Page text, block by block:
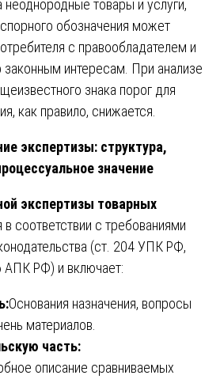
неоднородные товары и услуги,
обозначения может
с правообладателем и
законным интересам. При анализе
знака порог для
как правило, снижается.
экспертизы: структура,
значение
экспертизы товарных
соответствии с требованиями
(ст. 204 УПК РФ,
АПК РФ) и включает:
Основания назначения, вопросы
материалов.
часть:
описание сравниваемых